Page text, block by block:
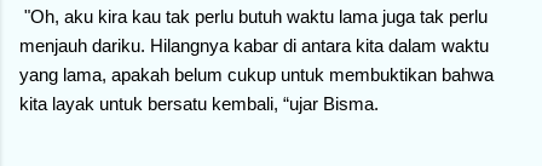
"Oh, aku kira kau tak perlu butuh waktu lama juga tak perlu
menjauh dariku. Hilangnya kabar di antara kita dalam waktu
yang lama, apakah belum cukup untuk membuktikan bahwa
kita layak untuk bersatu kembali, “ujar Bisma.